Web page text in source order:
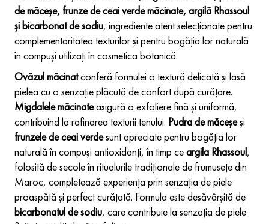
de măceșe, frunze de ceai verde măcinate, argilă Rhassoul
și bicarbonat de sodiu, ingrediente atent selecționate pentru
complementaritatea texturilor și pentru bogăția lor naturală
în compuși utilizați în cosmetica botanică.
Ovăzul măcinatconferă formulei o textură delicată și lasă
pielea cu o senzație plăcută de confort după curățare.
Migdalele măcinateasigură o exfoliere fină și uniformă,
contribuind la rafinarea texturii tenului. Pudra de măceșeși
frunzele de ceai verdesunt apreciate pentru bogăția lor
naturală în compuși antioxidanți, în timp ceargila Rhassoul,
folosită de secole în ritualurile tradiționale de frumusețe din
Maroc, completează experiența prin senzația de piele
proaspătă și perfect curățată. Formula este desăvârșită de
bicarbonatul de sodiu, care contribuie la senzația de piele